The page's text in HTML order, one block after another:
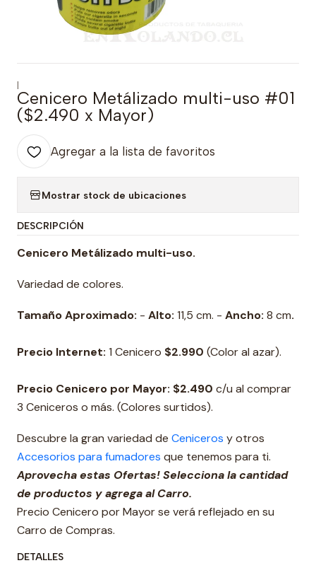
|
Cenicero Metálizado multi-uso #01
($2.490 x Mayor)
Agregar a la lista de favoritos
Mostrar stock de ubicaciones
DESCRIPCIÓN
Cenicero Metálizado multi-uso.
Variedad de colores.
Tamaño Aproximado: - Alto: 11,5 cm. - Ancho: 8 cm.
Precio Internet: 1 Cenicero $2.990 (Color al azar).
Precio Cenicero por Mayor: $2.490 c/u al comprar
3 Ceniceros o más. (Colores surtidos).
Descubre la gran variedad de Ceniceros y otros
Accesorios para fumadores que tenemos para ti.
Aprovecha estas Ofertas! Selecciona la cantidad
de productos y agrega al Carro.
Precio Cenicero por Mayor se verá reflejado en su
Carro de Compras.
DETALLES